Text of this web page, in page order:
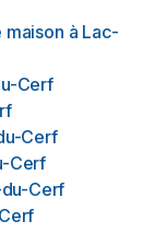
maison à Lac-
Cerf
Cerf
Cerf
Cerf